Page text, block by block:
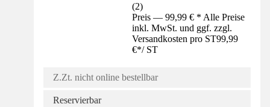
(2)
Preis — 99,99 € * Alle Preise
inkl. MwSt. und ggf. zzgl.
Versandkosten pro ST99,99
€*/ ST
Z.Zt. nicht online bestellbar
Reservierbar